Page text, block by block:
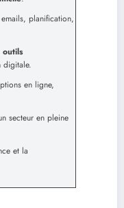
planification,
outils
digitale.
en ligne,
secteur en pleine
et la